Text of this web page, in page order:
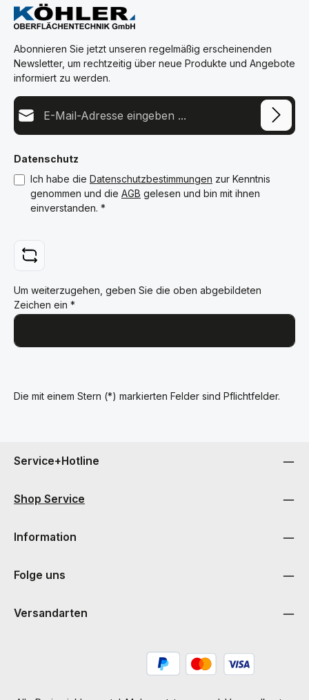
Abonnieren Sie jetzt unseren regelmäßig erscheinenden
Newsletter, um rechtzeitig über neue Produkte und Angebote
informiert zu werden.
E-Mail-Adresse*
Datenschutz
Ich habe die Datenschutzbestimmungen zur Kenntnis
genommen und die AGB gelesen und bin mit ihnen
einverstanden. *
Um weiterzugehen, geben Sie die oben abgebildeten
Zeichen ein *
Die mit einem Stern (*) markierten Felder sind Pflichtfelder.
Service+Hotline
Shop Service
Information
Folge uns
Versandarten